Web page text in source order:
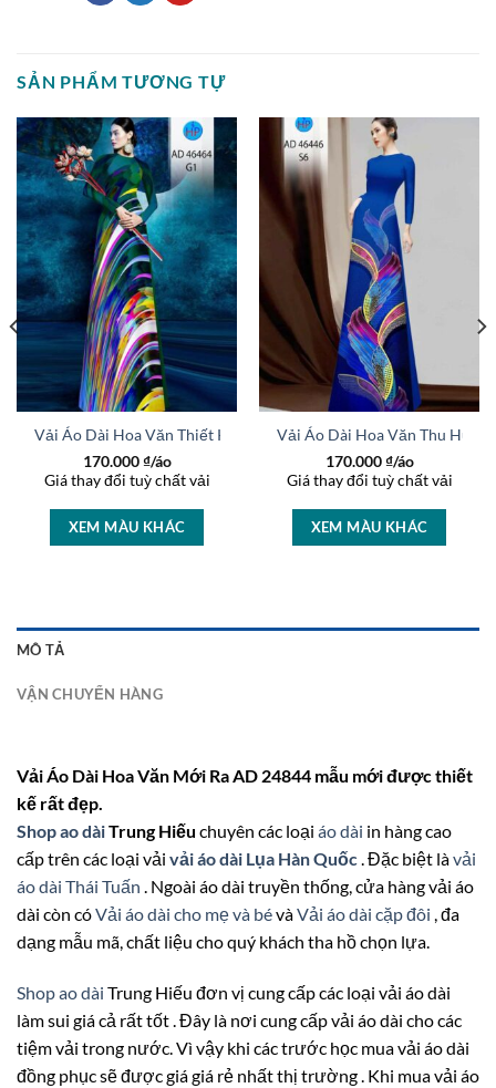
SẢN PHẨM TƯƠNG TỰ
Vải Áo Dài Hoa Văn Thiết Kế 2026 AD 46464
170.000₫/áo
Giá thay đổi tuỳ chất vải
XEM MÀU KHÁC
Vải Áo Dài Hoa Văn Thu Hút
170.000₫/áo
Giá thay đổi tuỳ chất vải
XEM MÀU KHÁC
AD 46448
MÔ TẢ
VẬN CHUYỂN HÀNG
Vải Áo Dài Hoa Văn Mới Ra AD 24844 mẫu mới được thiết
kế rất đẹp.
Shop ao dàiTrung Hiếu chuyên các loại áo dài in hàng cao
cấp trên các loại vải vải áo dài Lụa Hàn Quốc. Đặc biệt làvải
áo dài Thái Tuấn . Ngoài áo dài truyền thống, cửa hàng vải áo
dài còn cóVải áo dài cho mẹ và bévàVải áo dài cặp đôi , đa
dạng mẫu mã, chất liệu cho quý khách tha hồ chọn lựa.
Shop ao dài Trung Hiếu đơn vị cung cấp các loại vải áo dài
làm sui giá cả rất tốt . Đây là nơi cung cấp vải áo dài cho các
tiệm vải trong nước. Vì vậy khi các trước học mua vải áo dài
đồng phục sẽ được giá giá rẻ nhất thị trường . Khi mua vải áo